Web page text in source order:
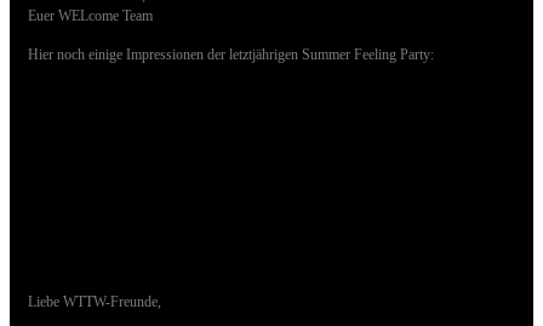
Euer WELcome Team
Hier noch einige Impressionen der letztjährigen Summer Feeling Party:
Liebe WTTW-Freunde,